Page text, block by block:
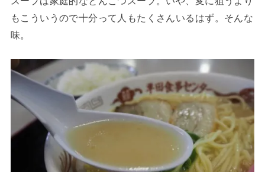
もこういうので十分って人もたくさんいるはず。そんな
味。